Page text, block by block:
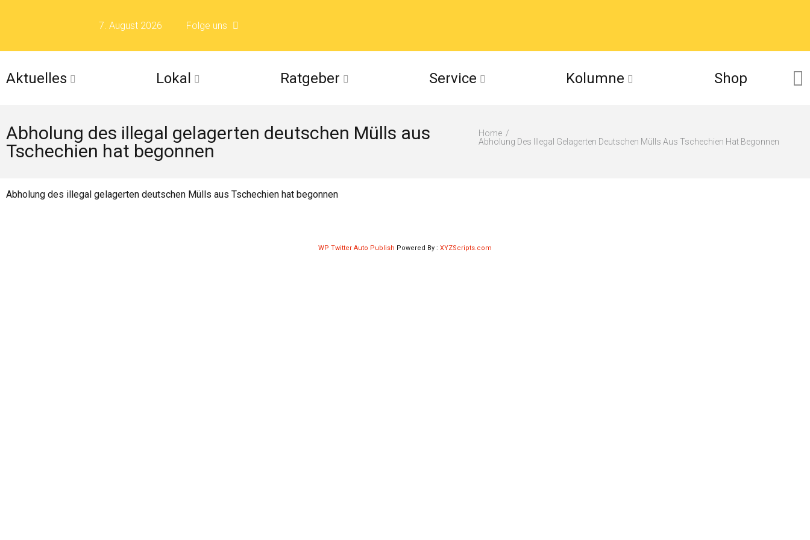
7. August 2026 Folge uns
Folge uns auf Flickr
Folge uns auf Issuu
Aktuelles Lokal Ratgeber Service Kolumne Shop
Abholung des illegal gelagerten deutschen Mülls aus
Tschechien hat begonnen
Home
Abholung Des Illegal Gelagerten Deutschen Mülls Aus Tschechien Hat Begonnen
Abholung des illegal gelagerten deutschen Mülls aus Tschechien hat begonnen
WP Twitter Auto Publish Powered By : XYZScripts.com